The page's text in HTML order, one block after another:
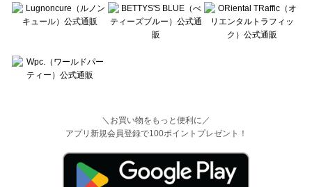
＼お買い物をもっと便利に／
アプリ新規会員登録で100ポイントプレゼント！